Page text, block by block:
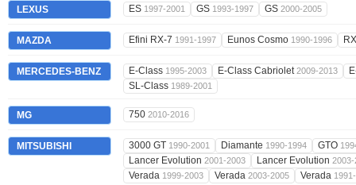
LEXUS ES 1997-2001 GS 1993-1997 GS 2000-2005
MAZDA Efini RX-7 1991-1997 Eunos Cosmo 1990-1996
MERCEDES-BENZ E-Class 1995-2003 E-Class Cabriolet2009-2013
SL-Class 1989-2001
MG 750 2010-2016
MITSUBISHI 3000 GT 1990-2001 Diamante 1990-1994 GTO
Lancer Evolution 2001-2003 Lancer Evolution 2003-
Verada 1999-2003 Verada 2003-2005 Verada